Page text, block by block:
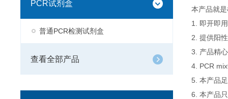
PCR试剂盒
普通PCR检测试剂盒
查看全部产品
本产品就
1. 即开即
2. 提供阳
3. 产品精
4. PCR
5. 本产品
6. 本产品